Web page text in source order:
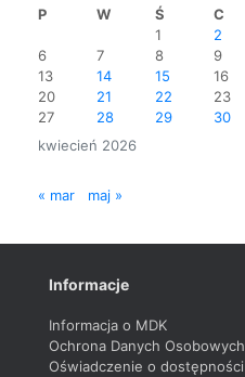
kwiecień 2026
P W Ś C
1
2
6
7 8 9
13
14 15 16
20
21 22 23
27
28 29 30
« mar maj »
Informacje
Informacja o MDK
Ochrona Danych Osobowych
Oświadczenie o dostępności